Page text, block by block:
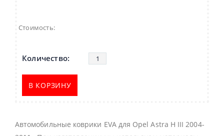
Стоимость:
В КОРЗИНУ
Автомобильные коврики EVA для Opel Astra H III 2004-